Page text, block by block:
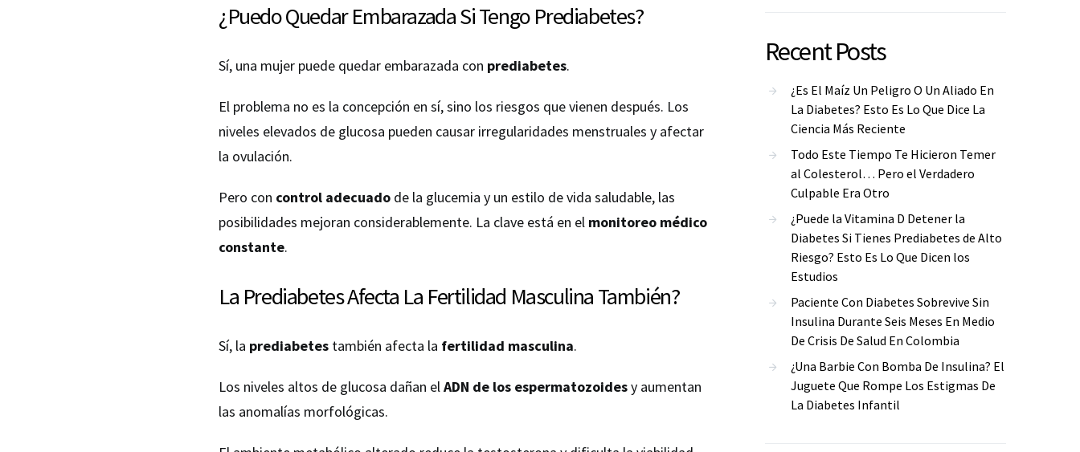
¿Puedo Quedar Embarazada Si Tengo Prediabetes?
Sí, una mujer puede quedar embarazada con prediabetes.
El problema no es la concepción en sí, sino los riesgos que vienen después. Los
niveles elevados de glucosa pueden causar irregularidades menstruales y afectar
la ovulación.
Pero con control adecuado de la glucemia y un estilo de vida saludable, las
posibilidades mejoran considerablemente. La clave está en el monitoreo médico
constante.
La Prediabetes Afecta La Fertilidad Masculina También?
Sí, la prediabetes también afecta la fertilidad masculina.
Los niveles altos de glucosa dañan elADN de los espermatozoidesy aumentan
las anomalías morfológicas.
Recent Posts
¿Es El Maíz Un Peligro O Un Aliado En
La Diabetes? Esto Es Lo Que Dice La
Ciencia Más Reciente
Todo Este Tiempo Te Hicieron Temer
al Colesterol… Pero el Verdadero
Culpable Era Otro
¿Puede la Vitamina D Detener la
Diabetes Si Tienes Prediabetes de Alto
Riesgo? Esto Es Lo Que Dicen los
Estudios
Paciente Con Diabetes Sobrevive Sin
Insulina Durante Seis Meses En Medio
De Crisis De Salud En Colombia
¿Una Barbie Con Bomba De Insulina? El
Juguete Que Rompe Los Estigmas De
La Diabetes Infantil